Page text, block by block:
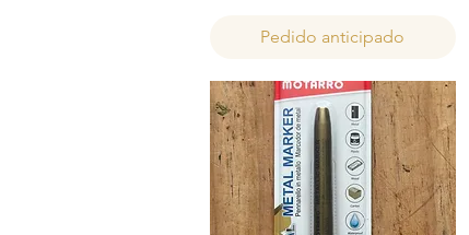
Pedido anticipado